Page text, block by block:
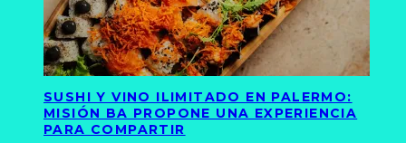
SUSHI Y VINO ILIMITADO EN PALERMO:
MISIÓN BA PROPONE UNA EXPERIENCIA
PARA COMPARTIR